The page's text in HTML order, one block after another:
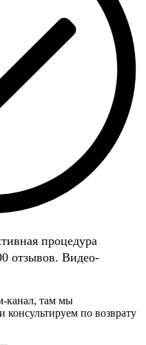
процедура
отзывов. Видео-
канал, там мы
по возврату